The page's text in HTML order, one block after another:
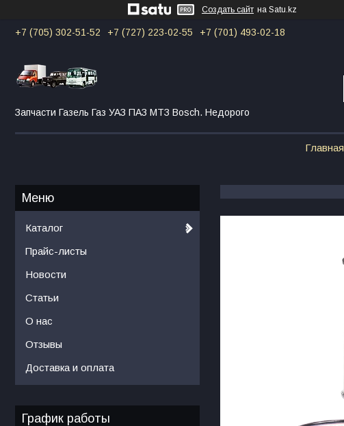
Создать сайт на Satu.kz
+7 (705) 302-51-52 +7 (727) 223-02-55 +7 (701) 493-02-18
Запчасти Газель Газ УАЗ ПАЗ МТЗ Bosch. Недорого
Главная
Каталог
Прайс-листы
Новости
Статьи
О нас
Отзывы
Доставка и оплата
График работы